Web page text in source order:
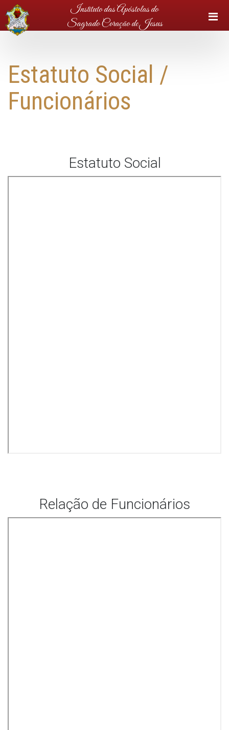
Instituto das Apóstolas do
Sagrado Coração de Jesus
Estatuto Social /
Funcionários
Estatuto Social
Relação de Funcionários